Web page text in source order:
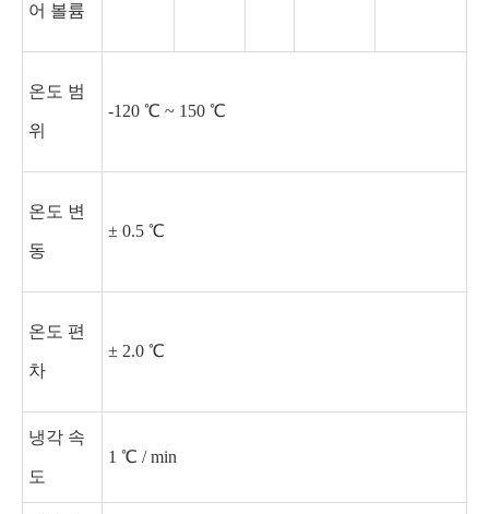
어 볼륨
온도 범
위
-120 ℃ ~ 150 ℃
온도 변
동
± 0.5 ℃
온도 편
차
± 2.0 ℃
냉각 속
도
1 ℃ / min